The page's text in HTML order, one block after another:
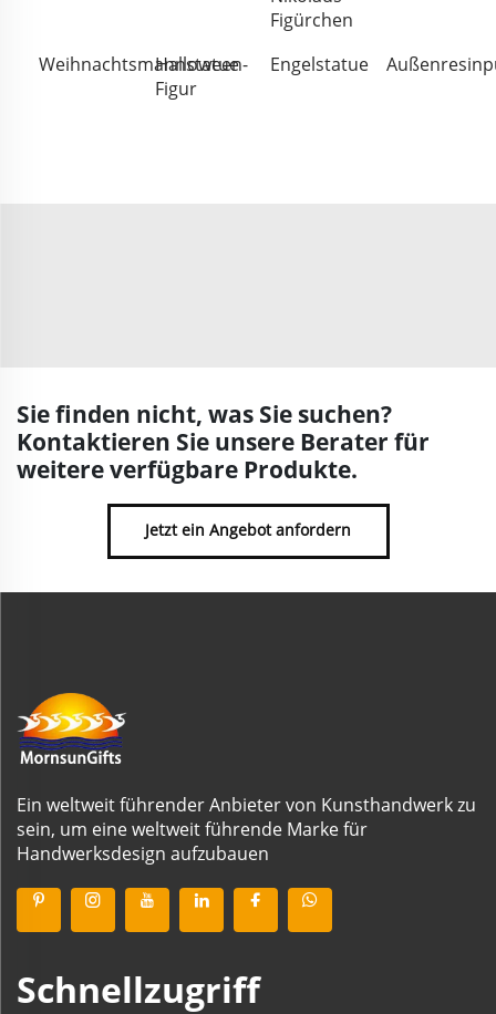
Figürchen
Weihnachtsmannstatue
Halloween-
Figur
Engelstatue
Sie finden nicht, was Sie suchen?
Kontaktieren Sie unsere Berater für
weitere verfügbare Produkte.
Jetzt ein Angebot anfordern
Ein weltweit führender Anbieter von Kunsthandwerk zu
sein, um eine weltweit führende Marke für
Handwerksdesign aufzubauen
Schnellzugriff